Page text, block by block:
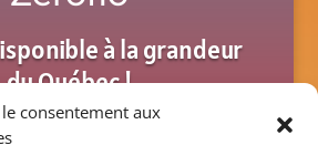
consentement aux
à la grandeur
du Québec !